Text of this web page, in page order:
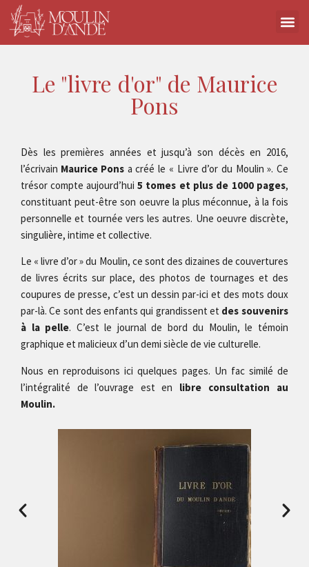
Le "livre d'or" de Maurice
Pons
Dès les premières années et jusqu’à son décès en 2016,
l’écrivain Maurice Pons a créé le « Livre d’or du Moulin ». Ce
trésor compte aujourd’hui 5 tomes et plus de 1000 pages,
constituant peut-être son oeuvre la plus méconnue, à la fois
personnelle et tournée vers les autres. Une oeuvre discrète,
singulière, intime et collective.
Le « livre d’or » du Moulin, ce sont des dizaines de couvertures
de livres écrits sur place, des photos de tournages et des
coupures de presse, c’est un dessin par-ici et des mots doux
par-là. Ce sont des enfants qui grandissent et des souvenirs
à la pelle. C’est le journal de bord du Moulin, le témoin
graphique et malicieux d’un demi siècle de vie culturelle.
Nous en reproduisons ici quelques pages. Un fac similé de
l’intégralité de l’ouvrage est en libre consultation au
Moulin.